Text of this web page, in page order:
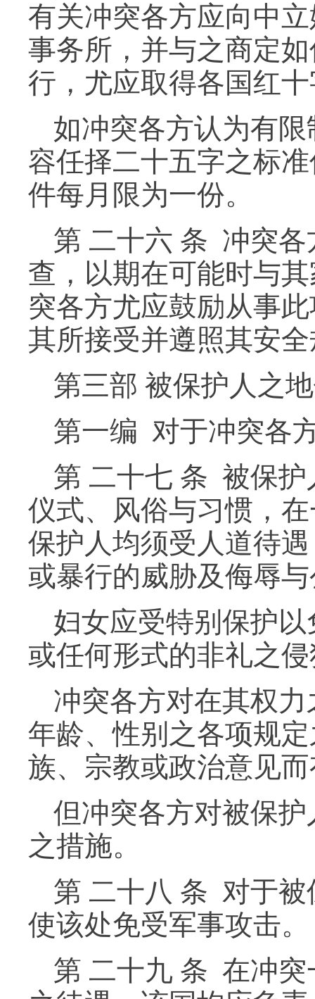
有关冲突各方应向中
事务所，并与之商定
行，尤应取得各国红
如冲突各方认为有
容任择二十五字之标
件每月限为一份。
第 二十六 条 冲突
查，以期在可能时与
突各方尤应鼓励从事
其所接受并遵照其安
第三部 被保护人之
第一编 对于冲突各
第 二十七 条 被保
仪式、风俗与习惯，
保护人均须受人道待
或暴行的威胁及侮辱
妇女应受特别保护
或任何形式的非礼之
冲突各方对在其权
年龄、性别之各项规
族、宗教或政治意见
但冲突各方对被保
之措施。
第 二十八 条 对于
使该处免受军事攻击。
第 二十九 条 在冲